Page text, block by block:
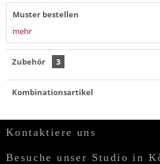
Muster bestellen
mehr
Zubehör 3
Kombinationsartikel
Kontaktiere uns
Besuche unser Studio in